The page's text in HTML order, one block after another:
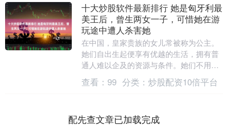
十大炒股软件最新排行 她是匈牙利最
美王后，曾生两女一子，可惜她在游
玩途中遭人杀害她
在中国，皇家贵族的女儿常被称为公主。
她们自出生起便享有优越的生活，拥有普
通人难以企及的资源与条件。她们不用为
明天是否会饥肠辘辘而担忧，只需要学习
一些礼仪和规矩，....
查看： 99 分类： 炒股配资10倍平台
配先查文章已加载完成